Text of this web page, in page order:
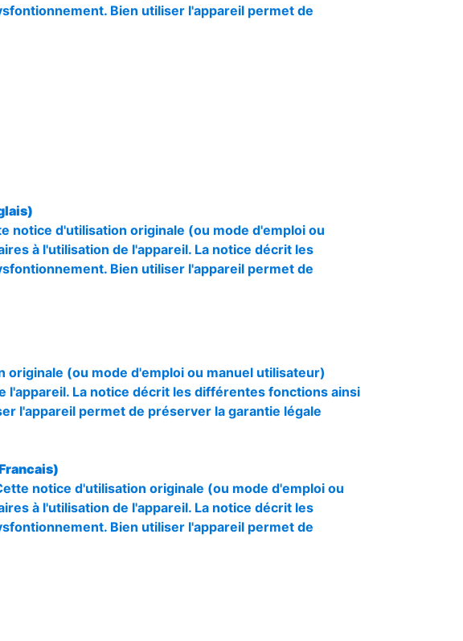
Bien utiliser l'appareil permet de
notice d'utilisation originale (ou mode d'emploi ou
à l'utilisation de l'appareil. La notice décrit les
Bien utiliser l'appareil permet de
originale (ou mode d'emploi ou manuel utilisateur)
La notice décrit les différentes fonctions ainsi
l'appareil permet de préserver la garantie légale
notice d'utilisation originale (ou mode d'emploi ou
à l'utilisation de l'appareil. La notice décrit les
Bien utiliser l'appareil permet de